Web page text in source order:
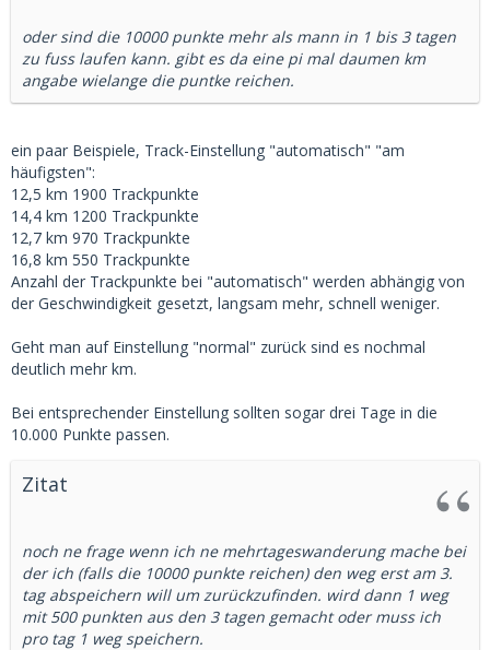
oder sind die 10000 punkte mehr als mann in 1 bis 3 tagen
zu fuss laufen kann. gibt es da eine pi mal daumen km
angabe wielange die puntke reichen.
ein paar Beispiele, Track-Einstellung "automatisch" "am
häufigsten":
12,5 km 1900 Trackpunkte
14,4 km 1200 Trackpunkte
12,7 km 970 Trackpunkte
16,8 km 550 Trackpunkte
Anzahl der Trackpunkte bei "automatisch" werden abhängig von
der Geschwindigkeit gesetzt, langsam mehr, schnell weniger.
Geht man auf Einstellung "normal" zurück sind es nochmal
deutlich mehr km.
Bei entsprechender Einstellung sollten sogar drei Tage in die
10.000 Punkte passen.
Zitat
noch ne frage wenn ich ne mehrtageswanderung mache bei
der ich (falls die 10000 punkte reichen) den weg erst am 3.
tag abspeichern will um zurückzufinden. wird dann 1 weg
mit 500 punkten aus den 3 tagen gemacht oder muss ich
pro tag 1 weg speichern.